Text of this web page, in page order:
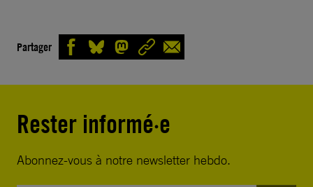
Partager
Rester informé·e
Abonnez-vous à notre newsletter hebdo.